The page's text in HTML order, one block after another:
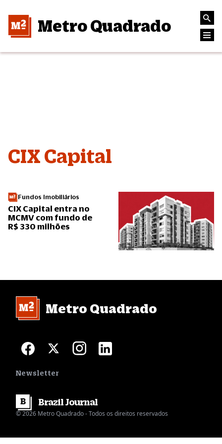
Metro Quadrado
CIX Capital
Fundos Imobiliários
CIX Capital entra no
MCMV com fundo de
R$ 330 milhões
Metro Quadrado
Newsletter
© 2026 Metro Quadrado - Todos os direitos reservados
BrazilJournal